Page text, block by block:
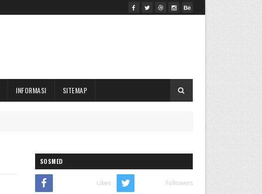
INFORMASI SITEMAP
SOSMED
Likes Followers